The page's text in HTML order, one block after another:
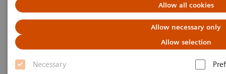
Allow all cookies
Allow necessary only
Allow selection
Necessary
De laatste ontwikkelingen in
medische beeldvorming en
labodiagnostiek?